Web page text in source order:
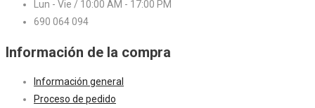
Lun - Vie / 10:00 AM - 17:00 PM
690 064 094
Información de la compra
Información general
Proceso de pedido